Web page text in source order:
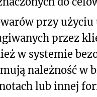
przy użyciu
przez
w systemie
należność w
lub innej